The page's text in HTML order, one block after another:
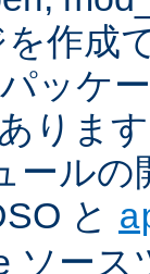
作成
ッケ
りま
ール
と
ソー